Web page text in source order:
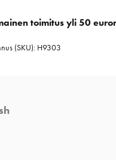
toimitus yli 50
(SKU): H9303